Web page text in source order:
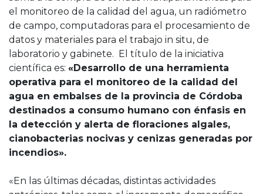
el monitoreo de la calidad del agua, un radiómetro
de campo, computadoras para el procesamiento de
datos y materiales para el trabajo in situ, de
laboratorio y gabinete. El título de la iniciativa
científica es: «Desarrollo de una herramienta
operativa para el monitoreo de la calidad del
agua en embalses de la provincia de Córdoba
destinados a consumo humano con énfasis en
la detección y alerta de floraciones algales,
cianobacterias nocivas y cenizas generadas por
incendios».
«En las últimas décadas, distintas actividades